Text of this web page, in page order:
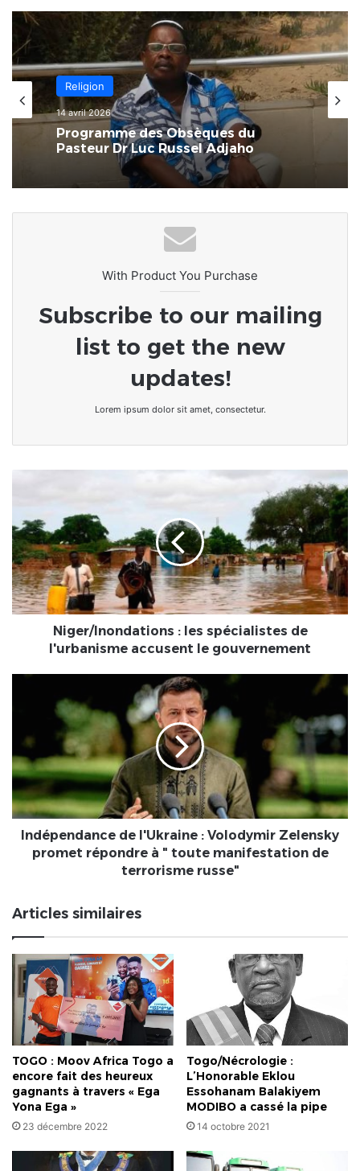
Religion
14 avril 2026
Programme des Obsèques du
Pasteur Dr Luc Russel Adjaho
With Product You Purchase
Subscribe to our mailing
list to get the new
updates!
Lorem ipsum dolor sit amet, consectetur.
spécialistes
de
l'urbanisme
accusent
le
gouvernement
Niger/Inondations : les spécialistes de
l'urbanisme accusent le gouvernement
Volodymir
Zelensky
promet
répondre
à
russe"
Indépendance de l'Ukraine : Volodymir Zelensky
promet répondre à " toute manifestation de
terrorisme russe"
Articles similaires
TOGO : Moov Africa Togo a
encore fait des heureux
gagnants à travers « Ega
Yona Ega »
23 décembre 2022
Togo/Nécrologie :
L’Honorable Eklou
Essohanam Balakiyem
MODIBO a cassé la pipe
14 octobre 2021